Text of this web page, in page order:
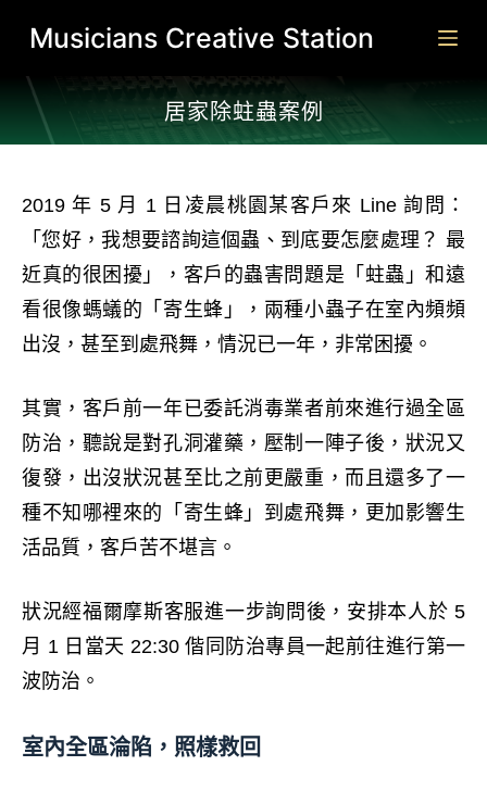
跳
主
要
內
Musicians Creative Station
居家除蛀蟲案例​
2019 年 5 月 1 日凌晨桃園某客戶來 Line 詢問：
「您好，我想要諮詢這個蟲、到底要怎麼處理？ 最
近真的很困擾」，客戶的蟲害問題是「蛀蟲」和遠
看很像螞蟻的「寄生蜂」，兩種小蟲子在室內頻頻
出沒，甚至到處飛舞，情況已一年，非常困擾。
其實，客戶前一年已委託消毒業者前來進行過全區
防治，聽說是對孔洞灌藥，壓制一陣子後，狀況又
復發，出沒狀況甚至比之前更嚴重，而且還多了一
種不知哪裡來的「寄生蜂」到處飛舞，更加影響生
活品質，客戶苦不堪言。
狀況經福爾摩斯客服進一步詢問後，安排本人於 5
月 1 日當天 22:30 偕同防治專員一起前往進行第一
波防治。
室內全區淪陷，照樣救回​